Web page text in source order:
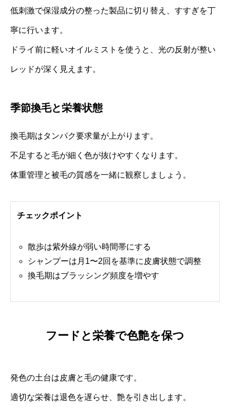
低刺激で保湿成分の整った製品に切り替え、すすぎを丁
寧に行います。
ドライ前に軽いオイルミストを使うと、光の反射が整い
レッドが深く見えます。
季節換毛と栄養状態
換毛期はタンパク要求量が上がります。
不足すると毛が細く色が抜けやすくなります。
体重管理と被毛の質感を一緒に観察しましょう。
チェックポイント
散歩は紫外線が弱い時間帯にする
シャンプーは月1〜2回を基準に皮膚状態で調整
換毛期はブラッシング頻度を増やす
フードと栄養で色艶を保つ
発色の土台は皮膚と毛の健康です。
適切な栄養は退色を遅らせ、艶を引き出します。